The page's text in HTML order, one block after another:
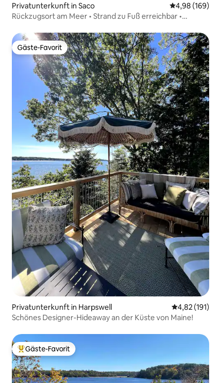
Privatunterkunft in Saco
4,98 (169)
Rückzugsort am Meer • Strand zu Fuß erreichbar •
Gäste-Favorit
Gäste-Favorit
Privatunterkunft in Harpswell
4,82 (191)
Schönes Designer-Hideaway an der Küste von Maine!
Beliebter Gäste-Favorit.
Gäste-Favorit